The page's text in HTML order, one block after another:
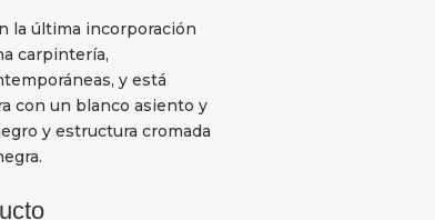
la última incorporación
carpintería,
y está
con un blanco asiento y
y estructura cromada